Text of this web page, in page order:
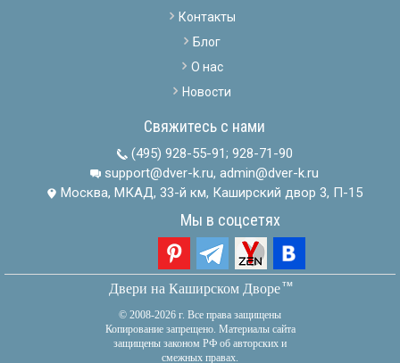
Контакты
Блог
О нас
Новости
Свяжитесь с нами
(495) 928-55-91; 928-71-90
support@dver-k.ru, admin@dver-k.ru
Москва, МКАД, 33-й км, Каширский двор 3, П-15
Мы в соцсетях
Двери на Каширском Дворетм
© 2008-2026 г. Все права защищены
Копирование запрещено. Материалы сайта
защищены законом РФ об авторских и
смежных правах.